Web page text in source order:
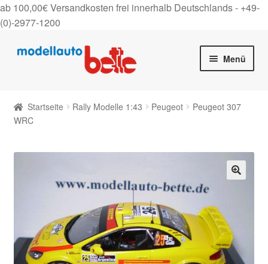
ab 100,00€ Versandkosten frei innerhalb Deutschlands - +49-
(0)-2977-1200
Zur
Zum
Menü
Shop
Gutscheine
Kontakt
Startseite Rally Modelle 1:43 Peugeot
Peugeot 307
WRC